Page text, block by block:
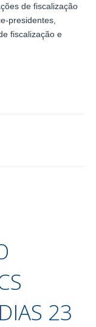
de fiscalização
presidentes,
fiscalização e
23